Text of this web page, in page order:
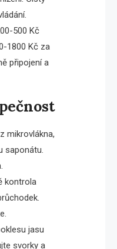
500 Kč
1800 Kč za
připojení a
mikrovlákna,
saponátu.
kontrola
jasu
svorky a